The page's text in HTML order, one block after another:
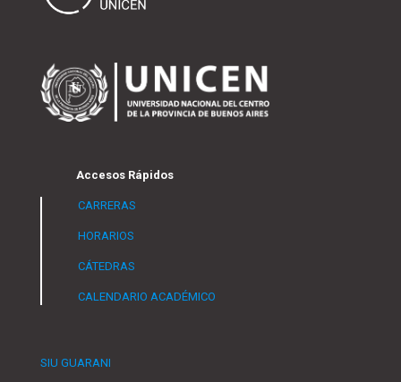
Accesos Rápidos
CARRERAS
HORARIOS
CÁTEDRAS
CALENDARIO ACADÉMICO
SIU GUARANI